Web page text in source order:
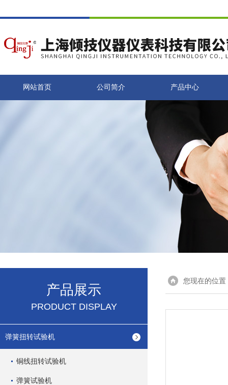
网站首页 公司简介 产品中心
产品展示
PRODUCT DISPLAY
弹簧扭转试验机
铜线扭转试验机
弹簧试验机
您现在的位置